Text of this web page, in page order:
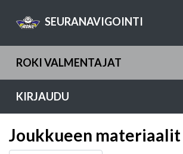
SEURANAVIGOINTI
ROKI VALMENTAJAT
KIRJAUDU
Joukkueen materiaalit